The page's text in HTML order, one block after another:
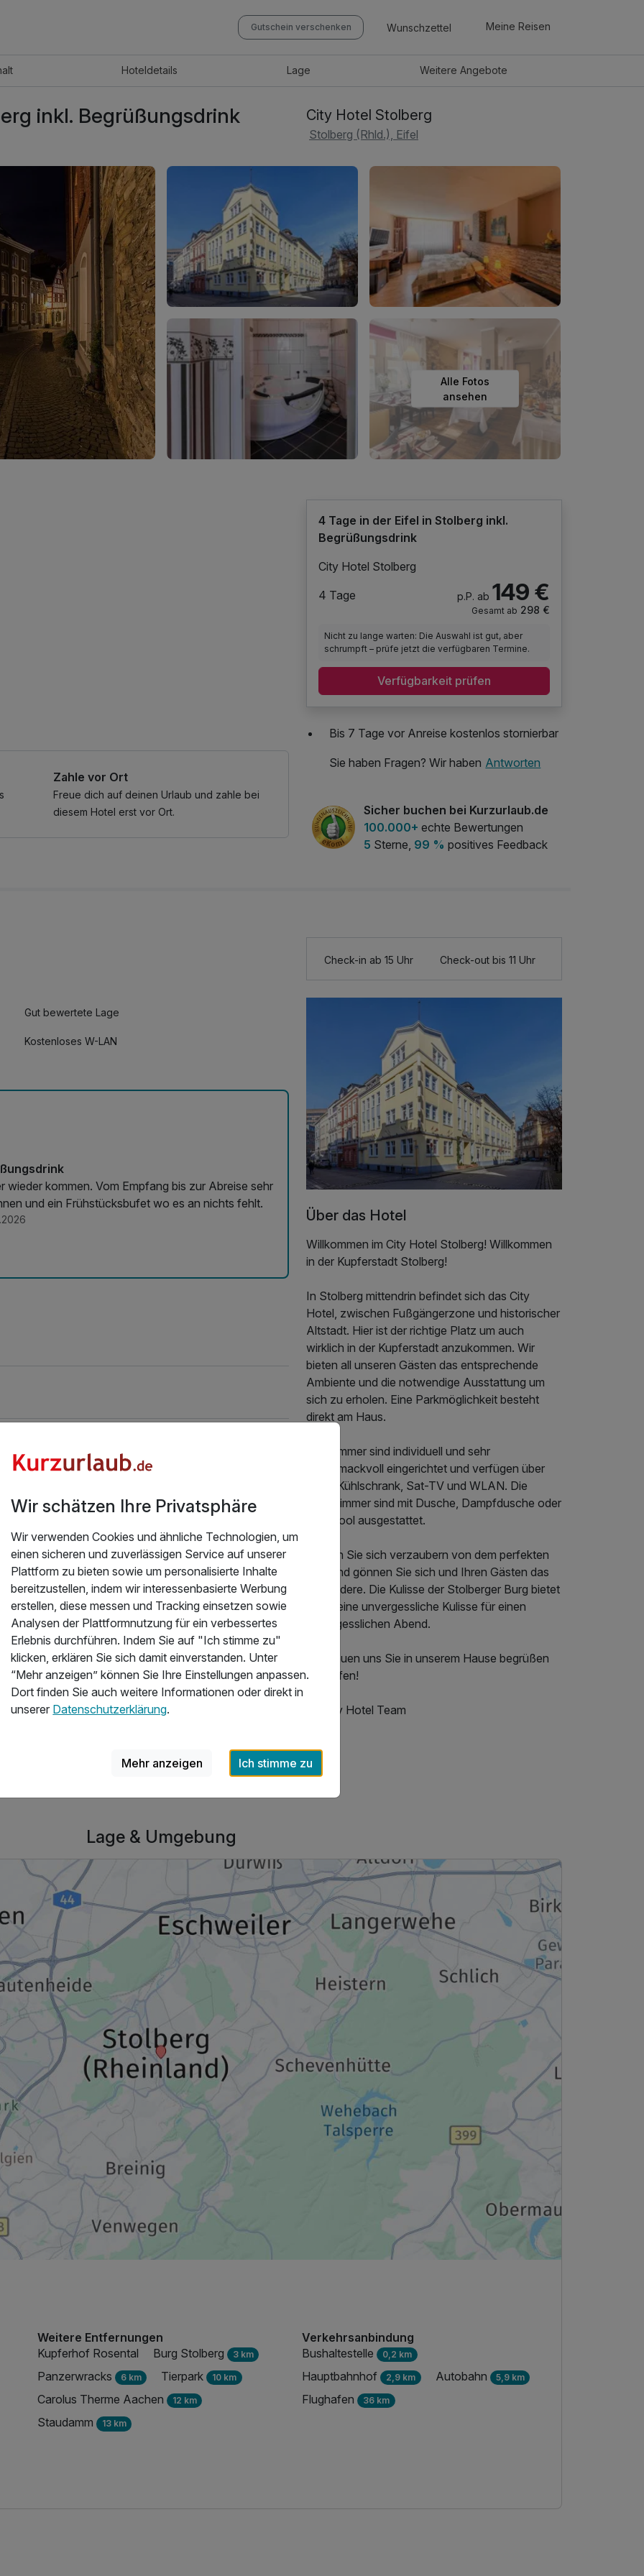
Gutschein verschenken Wunschzettel Meine Reisen
Hoteldetails Lage WeitereAngebote
inkl. Begrüßungsdrink City Hotel Stolberg
Stolberg (Rhld.), Eifel
Alle Fotos
ansehen
Zahle vor Ort
Freue dich auf deinen Urlaub und zahle bei
diesem Hotel erst vor Ort.
4 Tage in der Eifel in Stolberg inkl.
Begrüßungsdrink
City Hotel Stolberg
4 Tage
p.P. ab 149 €
Gesamt ab 298 €
Nicht zu lange warten: Die Auswahl ist gut, aber
schrumpft – prüfe jetzt die verfügbaren Termine.
Verfügbarkeit prüfen
Bis 7 Tage vor Anreise kostenlos stornierbar
Sie haben Fragen? Wir haben Antworten
Sicher buchen bei Kurzurlaub.de
100.000+ echte Bewertungen
5 Sterne, 99 % positives Feedback
Gut bewertete Lage
Kostenloses W-LAN
kommen. Vom Empfang bis zur Abreise sehr
und ein Frühstücksbufet wo es an nichts fehlt.
Check-in ab 15 Uhr Check-out bis 11 Uhr
Über das Hotel
Willkommen im City Hotel Stolberg! Willkommen
in der Kupferstadt Stolberg!
In Stolberg mittendrin befindet sich das City
Hotel, zwischen Fußgängerzone und historischer
Altstadt. Hier ist der richtige Platz um auch
wirklich in der Kupferstadt anzukommen. Wir
bieten all unseren Gästen das entsprechende
Ambiente und die notwendige Ausstattung um
sich zu erholen. Eine Parkmöglichkeit besteht
direkt am Haus.
Alle Zimmer sind individuell und sehr
geschmackvoll eingerichtet und verfügen über
einen Kühlschrank, Sat-TV und WLAN. Die
Badezimmer sind mit Dusche, Dampfdusche oder
Whirlpool ausgestattet.
Lassen Sie sich verzaubern von dem perfekten
Flair und gönnen Sie sich und Ihren Gästen das
Besondere. Die Kulisse der Stolberger Burg bietet
ihnen eine unvergessliche Kulisse für einen
unvergesslichen Abend.
Wir freuen uns Sie in unserem Hause begrüßen
zu dürfen!
Ihr City Hotel Team
Lage & Umgebung
Weitere Entfernungen
Kupferhof Rosental
Burg Stolberg 3 km
Panzerwracks 6 km Tierpark 10 km
Carolus Therme Aachen 12 km
Staudamm 13 km
Verkehrsanbindung
Bushaltestelle 0,2 km
Hauptbahnhof 2,9 km Autobahn 5,9 km
Flughafen 36 km
Wir schätzen Ihre Privatsphäre
Wir verwenden Cookies und ähnliche Technologien, um
einen sicheren und zuverlässigen Service auf unserer
Plattform zu bieten sowie um personalisierte Inhalte
bereitzustellen, indem wir interessenbasierte Werbung
erstellen, diese messen und Tracking einsetzen sowie
Analysen der Plattformnutzung für ein verbessertes
Erlebnis durchführen. Indem Sie auf "Ich stimme zu"
klicken, erklären Sie sich damit einverstanden. Unter
“Mehr anzeigen” können Sie Ihre Einstellungen anpassen.
Dort finden Sie auch weitere Informationen oder direkt in
unserer Datenschutzerklärung.
Mehr anzeigen Ich stimme zu